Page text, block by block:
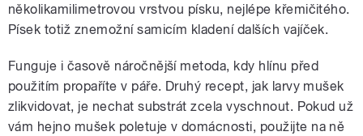
několikamilimetrovou vrstvou písku, nejlépe křemičitého.
Písek totiž znemožní samicím kladení dalších vajíček.
Funguje i časově náročnější metoda, kdy hlínu před
použitím propaříte v páře. Druhý recept, jak larvy mušek
zlikvidovat, je nechat substrát zcela vyschnout. Pokud už
vám hejno mušek poletuje v domácnosti, použijte na ně